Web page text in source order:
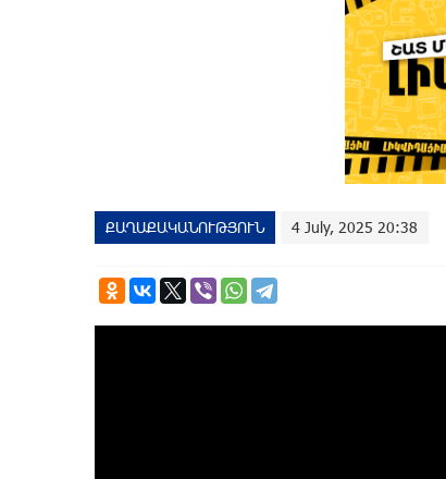
ՔԱՂԱՔԱԿԱՆՈՒԹՅՈՒՆ 4 July, 2025 20:38